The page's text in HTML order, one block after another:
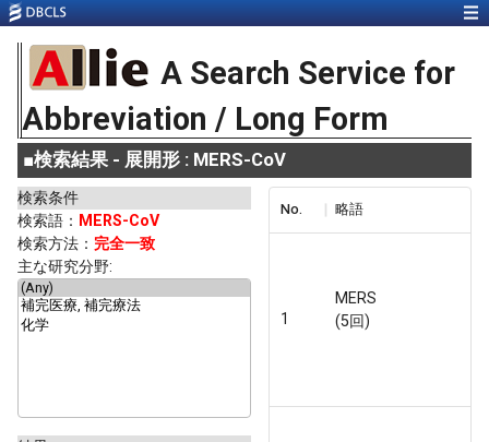
A Search Service for
Abbreviation / Long Form
■検索結果 - 展開形 : MERS-CoV
検索条件
検索語： MERS-CoV
検索方法： 完全一致
主な研究分野:
No. 略語
1
MERS
(5回)